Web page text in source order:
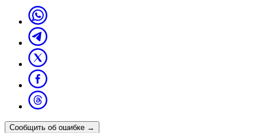
Сообщить об ошибке →